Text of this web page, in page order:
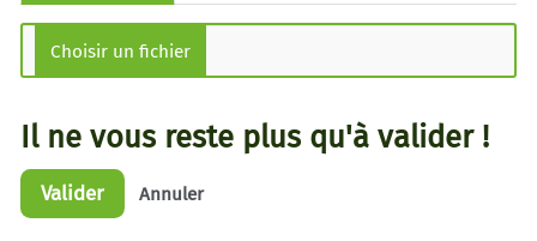
Il ne vous reste plus qu'à valider !
Valider Annuler